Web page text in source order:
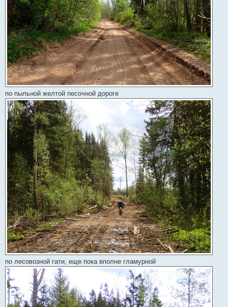
по пыльной желтой песочной дороге
по лесовозной гати, еще пока вполне гламурной